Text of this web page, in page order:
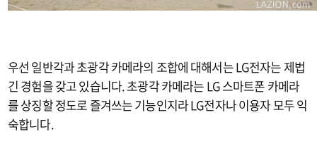
우선 일반각과 초광각 카메라의 조합에 대해서는 LG전자는 제법
긴 경험을 갖고 있습니다. 초광각 카메라는 LG 스마트폰 카메라
를 상징할 정도로 즐겨쓰는 기능인지라 LG전자나 이용자 모두 익
숙합니다.